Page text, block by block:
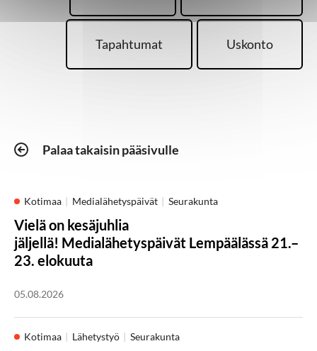
Tapahtumat Uskonto
Palaa takaisin pääsivulle
Kotimaa Medialähetyspäivät Seurakunta
Vielä on kesäjuhlia
jäljellä! Medialähetyspäivät Lempäälässä 21.–
23. elokuuta
05.08.2026
Kotimaa Lähetystyö Seurakunta